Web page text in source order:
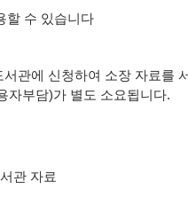
할 수 있습니다
관에 신청하여 소장 자료를
자부담)가 별도 소요됩니다.
관 자료